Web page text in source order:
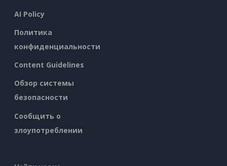
AI Policy
Политика
конфиденциальности
Content Guidelines
Обзор системы
безопасности
Сообщить о
злоупотреблении